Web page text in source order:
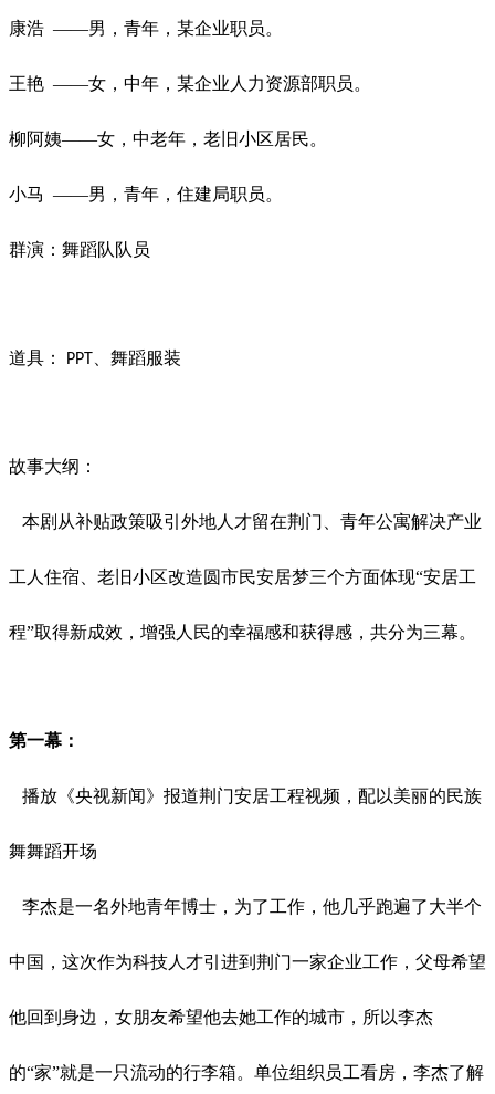
康浩 ——男，青年，某企业职员。
王艳 ——女，中年，某企业人力资源部职员。
柳阿姨——女，中老年，老旧小区居民。
小马 ——男，青年，住建局职员。
群演：舞蹈队队员
道具： PPT 、舞蹈服装
故事大纲：
本剧从补贴政策吸引外地人才留在荆门、青年公寓解决产业
工人住宿、老旧小区改造圆市民安居梦三个方面体现“安居工
程”取得新成效，增强人民的幸福感和获得感，共分为三幕。
第一幕：
播放《央视新闻》报道荆门安居工程视频，配以美丽的民族
舞舞蹈开场
李杰是一名外地青年博士，为了工作，他几乎跑遍了大半个
中国，这次作为科技人才引进到荆门一家企业工作，父母希望
他回到身边，女朋友希望他去她工作的城市，所以李杰
的“家”就是一只流动的行李箱。单位组织员工看房，李杰了解